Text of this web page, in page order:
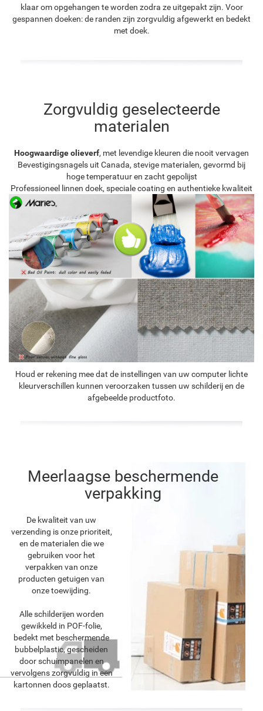
klaar om opgehangen te worden zodra ze uitgepakt zijn. Voor
gespannen doeken: de randen zijn zorgvuldig afgewerkt en bedekt
met doek.
Zorgvuldig geselecteerde
materialen
Hoogwaardige olieverf, met levendige kleuren die nooit vervagen
Bevestigingsnagels uit Canada, stevige materialen, gevormd bij
hoge temperatuur en zacht gepolijst
Professioneel linnen doek, speciale coating en authentieke kwaliteit
Houd er rekening mee dat de instellingen van uw computer lichte
kleurverschillen kunnen veroorzaken tussen uw schilderij en de
afgebeelde productfoto.
Meerlaagse beschermende
verpakking
De kwaliteit van uw
verzending is onze prioriteit,
en de materialen die we
gebruiken voor het
verpakken van onze
producten getuigen van
onze toewijding.
Alle schilderijen worden
gewikkeld in POF-folie,
bedekt met beschermende
bubbelplastic, gescheiden
door schuimpanelen en
vervolgens zorgvuldig in een
kartonnen doos geplaatst.